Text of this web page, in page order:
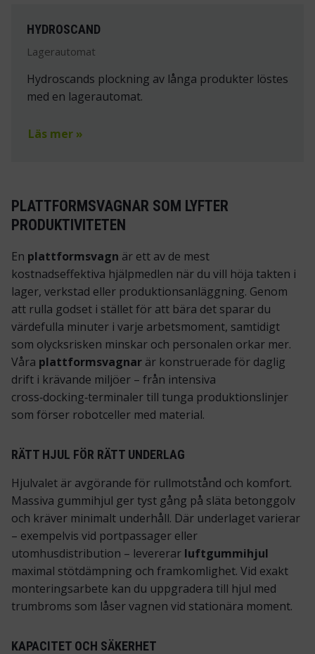
HYDROSCAND
Lagerautomat
Hydroscands plockning av långa produkter löstes
med en lagerautomat.
Läs mer »
PLATTFORMSVAGNAR SOM LYFTER
PRODUKTIVITETEN
En plattformsvagn är ett av de mest
kostnadseffektiva hjälpmedlen när du vill höja takten i
lager, verkstad eller produktionsanläggning. Genom
att rulla godset i stället för att bära det sparar du
värdefulla minuter i varje arbetsmoment, samtidigt
som olycksrisken minskar och personalen orkar mer.
Våra plattformsvagnar är konstruerade för daglig
drift i krävande miljöer – från intensiva
cross‑docking‑terminaler till tunga produktionslinjer
som förser robotceller med material.
RÄTT HJUL FÖR RÄTT UNDERLAG
Hjulvalet är avgörande för rullmotstånd och komfort.
Massiva gummihjul ger tyst gång på släta betonggolv
och kräver minimalt underhåll. Där underlaget varierar
– exempelvis vid portpassager eller
utomhusdistribution – levererar luftgummihjul
maximal stötdämpning och framkomlighet. Vid exakt
monteringsarbete kan du uppgradera till hjul med
trumbroms som låser vagnen vid stationära moment.
KAPACITET OCH SÄKERHET